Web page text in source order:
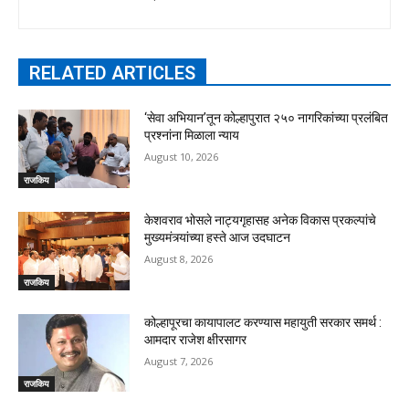
RELATED ARTICLES
राजकिय
‘सेवा अभियान’तून कोल्हापुरात २५० नागरिकांच्या प्रलंबित
प्रश्नांना मिळाला न्याय
August 10, 2026
राजकिय
केशवराव भोसले नाट्यगृहासह अनेक विकास प्रकल्पांचे
मुख्यमंत्र्यांच्या हस्ते आज उदघाटन
August 8, 2026
राजकिय
कोल्हापूरचा कायापालट करण्यास महायुती सरकार समर्थ :
आमदार राजेश क्षीरसागर
August 7, 2026